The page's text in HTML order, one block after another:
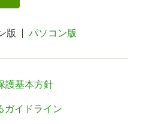
版 パソコン版
護基本方針
ガイドライン